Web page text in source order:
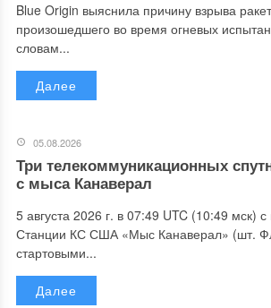
Blue Origin выяснила причину взрыва
произошедшего во время огневых
словам...
Далее
05.08.2026
Три телекоммуникационных
с мыса Канаверал
5 августа 2026 г. в 07:49 UTC (10:49 мск)
Станции КС США «Мыс Канаверал» (шт.
стартовыми...
Далее